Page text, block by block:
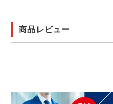
商品レビュー